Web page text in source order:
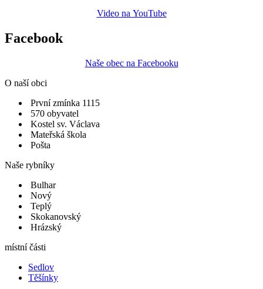
Video na YouTube
Facebook
Naše obec na Facebooku
O naší obci
První zmínka 1115
570 obyvatel
Kostel sv. Václava
Mateřská škola
Pošta
Naše rybníky
Bulhar
Nový
Teplý
Skokanovský
Hrázský
místní části
Sedlov
Těšínky